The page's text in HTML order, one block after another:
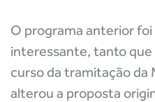
O programa anterior
interessante, tanto que
curso da tramitação da
alterou a proposta